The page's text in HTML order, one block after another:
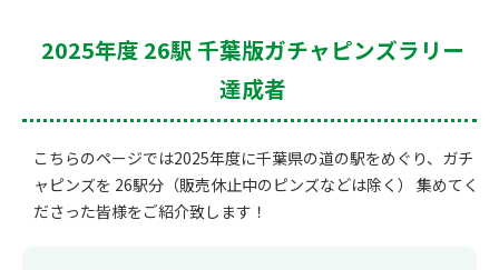
2025年度 26駅 千葉版ガチャピンズラリー
達成者
こちらのページでは2025年度に千葉県の道の駅をめぐり、ガチ
ャピンズを 26駅分（販売休止中のピンズなどは除く） 集めてく
ださった皆様をご紹介致します！